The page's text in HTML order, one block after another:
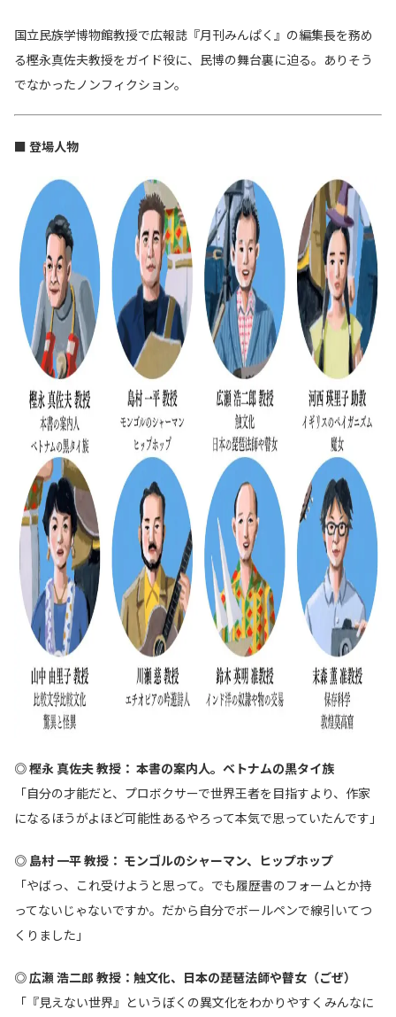
国立民族学博物館教授で広報誌『月刊みんぱく』の編集長を務め
る樫永真佐夫教授をガイド役に、民博の舞台裏に迫る。ありそう
でなかったノンフィクション。
■ 登場人物
◎ 樫永 真佐夫 教授： 本書の案内人。ベトナムの黒タイ族
「自分の才能だと、プロボクサーで世界王者を目指すより、作家
になるほうがよほど可能性あるやろって本気で思っていたんです」
◎ 島村 一平 教授： モンゴルのシャーマン、ヒップホップ
「やばっ、これ受けようと思って。でも履歴書のフォームとか持
ってないじゃないですか。だから自分でボールペンで線引いてつ
くりました」
◎ 広瀬 浩二郎 教授：触文化、日本の琵琶法師や瞽女（ごぜ）
「『見えない世界』というぼくの異文化をわかりやすくみんなに